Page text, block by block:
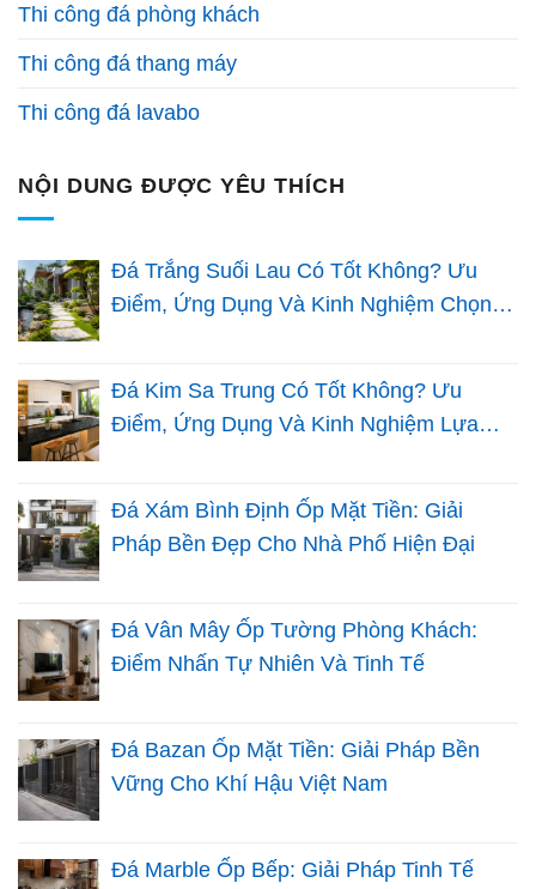
Thi công đá phòng khách
Thi công đá thang máy
Thi công đá lavabo
NỘI DUNG ĐƯỢC YÊU THÍCH
Đá Trắng Suối Lau Có Tốt Không? Ưu
Điểm, Ứng Dụng Và Kinh Nghiệm Chọn
Đá Kim Sa Trung Có Tốt Không? Ưu
Điểm, Ứng Dụng Và Kinh Nghiệm Lựa
Đá Xám Bình Định Ốp Mặt Tiền: Giải
Pháp Bền Đẹp Cho Nhà Phố Hiện Đại
Đá Vân Mây Ốp Tường Phòng Khách:
Điểm Nhấn Tự Nhiên Và Tinh Tế
Đá Bazan Ốp Mặt Tiền: Giải Pháp Bền
Vững Cho Khí Hậu Việt Nam
Đá Marble Ốp Bếp: Giải Pháp Tinh Tế